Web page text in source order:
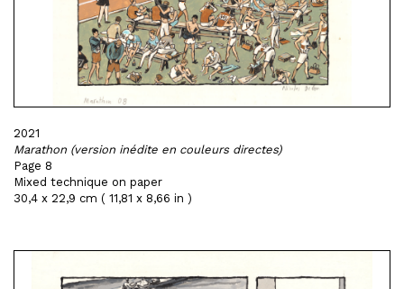
2021
Marathon (version inédite en couleurs directes)
Page 8
Mixed technique on paper
30,4 x 22,9 cm ( 11,81 x 8,66 in )